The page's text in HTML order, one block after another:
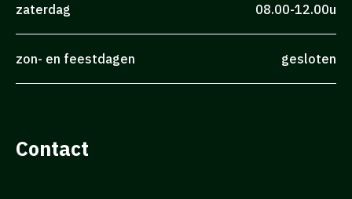
zaterdag 08.00-12.00u
zon- en feestdagen gesloten
Contact